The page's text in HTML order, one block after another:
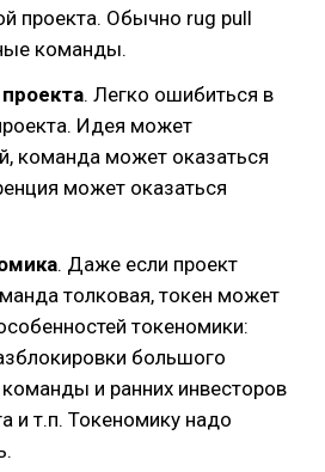
проекта. Обычно rug pull
команды.
. Легко ошибиться в
Идея может
команда может оказаться
может оказаться
. Даже если проект
толковая, токен может
токеномики:
большого
и ранних инвесторов
и т.п. Токеномику надо